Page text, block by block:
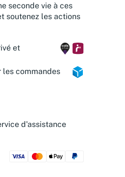
seconde vie à ces
soutenez les actions
et
les commandes
d'assistance